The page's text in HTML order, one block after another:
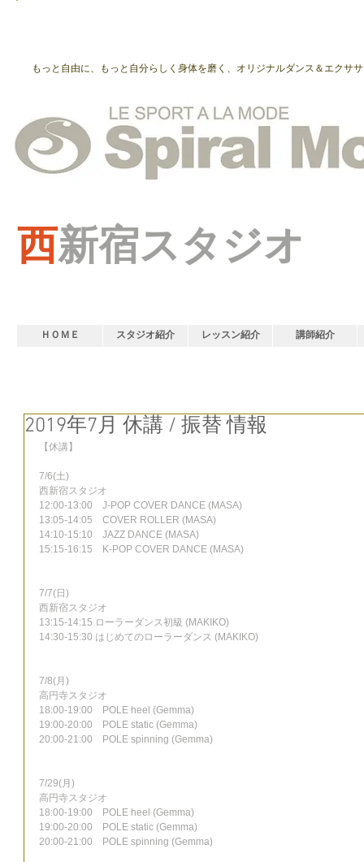
もっと自由に、もっと自分らしく身体を磨く、オリジナルダンス＆エクサ
西新宿スタジオ
ＨＯＭＥ スタジオ紹介 レッスン紹介 講師紹介
2019年7月 休講 / 振替 情報
【休講】
7/6(土)
西新宿スタジオ
12:00-13:00　J-POP COVER DANCE (MASA)
13:05-14:05　COVER ROLLER (MASA)
14:10-15:10　JAZZ DANCE (MASA)
15:15-16:15　K-POP COVER DANCE (MASA)
7/7(日)
西新宿スタジオ
13:15-14:15 ローラーダンス初級 (MAKIKO)
14:30-15:30 はじめてのローラーダンス (MAKIKO)
7/8(月)
高円寺スタジオ
18:00-19:00　POLE heel (Gemma)
19:00-20:00　POLE static (Gemma)
20:00-21:00　POLE spinning (Gemma)
7/29(月)
高円寺スタジオ
18:00-19:00　POLE heel (Gemma)
19:00-20:00　POLE static (Gemma)
20:00-21:00　POLE spinning (Gemma)